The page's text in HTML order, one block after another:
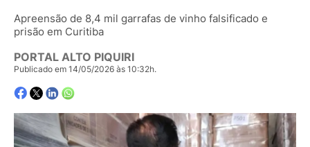
Apreensão de 8,4 mil garrafas de vinho falsificado e
prisão em Curitiba
PORTAL ALTO PIQUIRI
Publicado em 14/05/2026 às 10:32h.